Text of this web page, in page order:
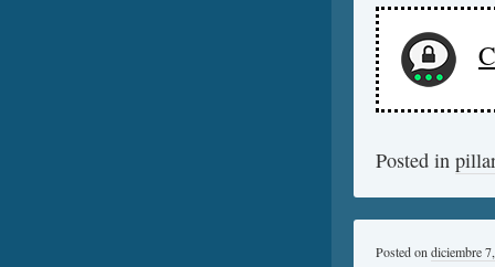
Posted in
Posted on diciembre